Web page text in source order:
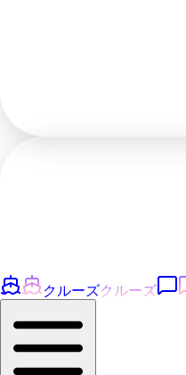
クルーズクルーズ